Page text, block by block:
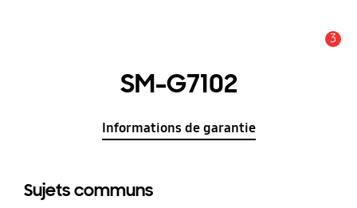
3
SM-G7102
Informations de garantie
Sujets communs